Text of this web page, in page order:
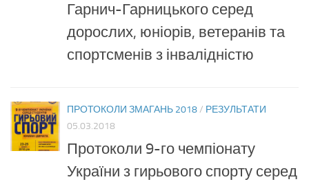
Гарнич-Гарницького серед
дорослих, юніорів, ветеранів та
спортсменів з інвалідністю
ПРОТОКОЛИ ЗМАГАНЬ 2018/ РЕЗУЛЬТАТИ
05.03.2018
Протоколи 9-го чемпіонату
України з гирьового спорту серед